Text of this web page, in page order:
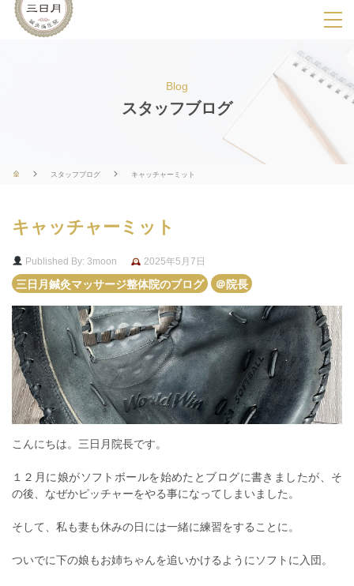
SPメニ
ー
展
用
ボ
Blog
スタッフブログ
スタッフブログ キャッチャーミット
キャッチャーミット
Published By: 3moon
2025年5月7日
三日月鍼灸マッサージ整体院のブログ
＠院長
こんにちは。三日月院長です。
１２月に娘がソフトボールを始めたとブログに書きましたが、そ
の後、なぜかピッチャーをやる事になってしまいました。
そして、私も妻も休みの日には一緒に練習をすることに。
ついでに下の娘もお姉ちゃんを追いかけるようにソフトに入団。